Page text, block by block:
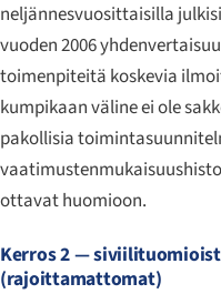
neljännesvuosittaisilla
vuoden 2006
toimenpiteitä koskevia
kumpikaan väline ei ole
pakollisia
ottavat huomioon.
Kerros 2 —
(rajoittamattomat)